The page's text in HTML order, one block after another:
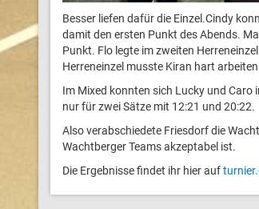
Besser liefen dafür die Einzel.Cindy
damit den ersten Punkt des Abends.
Punkt. Flo legte im zweiten
Herreneinzel musste Kiran hart
Im Mixed konnten sich Lucky und Caro
nur für zwei Sätze mit 12:21 und 20:22.
Also verabschiedete Friesdorf die
Wachtberger Teams akzeptabel ist.
Die Ergebnisse findet ihr hier auf